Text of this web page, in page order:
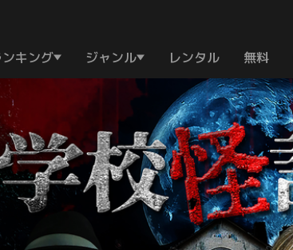
ンキング ジャンル レンタル 無料